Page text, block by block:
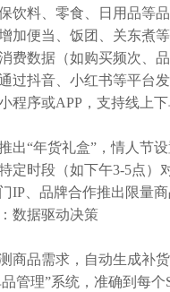
饮料、零食、日用品等
加便当、饭团、关东煮
费数据（如购买频次、
过抖音、小红书等平台
程序或APP，支持线上
出“年货礼盒”，情人节
定时段（如下午3-5点）
IP、品牌合作推出限量
数据驱动决策
商品需求，自动生成补
管理”系统，准确到每个